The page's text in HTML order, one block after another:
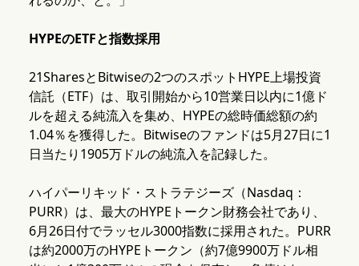
HYPEのETFと指数採用
21SharesとBitwiseの2つのスポットHYPE上場投資
信託（ETF）は、取引開始から10営業日以内に1億ド
ルを超える純流入を集め、HYPEの総時価総額の約
1.04％を獲得した。Bitwiseのファンドは5月27日に1
日当たり1905万ドルの純流入を記録した。
ハイパーリキッド・ストラテジーズ（Nasdaq：
PURR）は、最大のHYPEトークン財務会社であり、
6月26日付でラッセル3000指数に採用された。PURR
は約2000万のHYPEトークン（約7億9900万ドル相